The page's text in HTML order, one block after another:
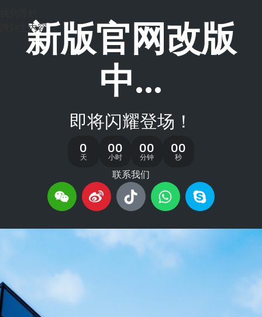
跳到主内容新版官网改版
中...
即将闪耀登场！
0
天
00
小时
00
分钟
00
秒
联系我们